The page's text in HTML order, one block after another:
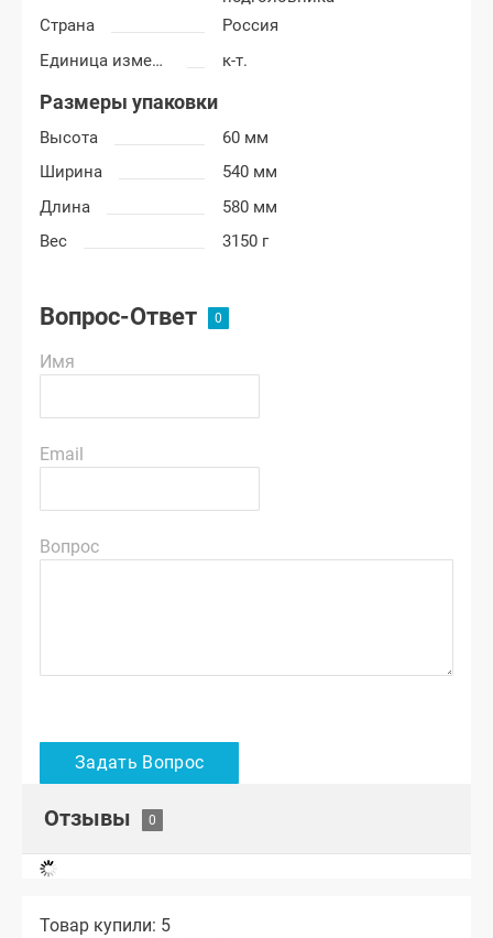
Страна
Россия
Единица измерения
к-т.
Размеры упаковки
Высота
60 мм
Ширина
540 мм
Длина
580 мм
Вес
3150 г
Вопрос-Ответ
Имя
Email
Вопрос
Отзывы
Товар купили: 5